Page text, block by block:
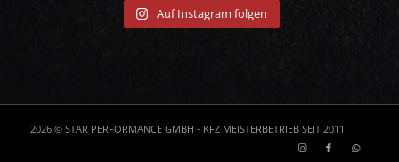
Auf Instagram folgen
2026 © STAR PERFORMANCE GMBH - KFZ MEISTERBETRIEB SEIT 2011